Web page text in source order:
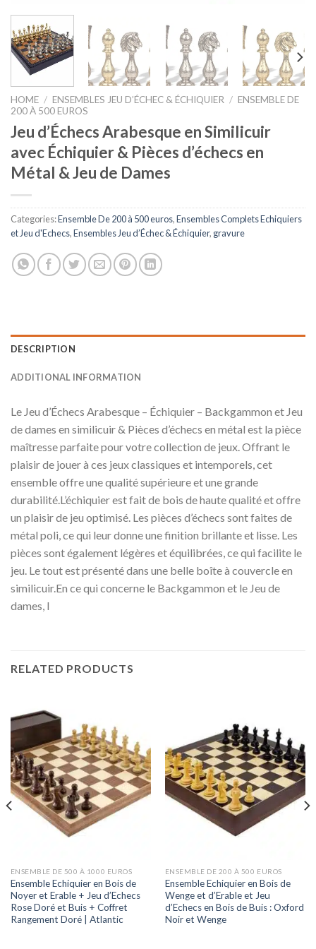
HOME / ENSEMBLES JEU D’ÉCHEC & ÉCHIQUIER / ENSEMBLE DE
200 À 500 EUROS
Jeu d’Échecs Arabesque en Similicuir
avec Échiquier & Pièces d’échecs en
Métal & Jeu de Dames
Categories:Ensemble De 200 à 500 euros,Ensembles Complets Echiquiers
et Jeu d'Echecs,Ensembles Jeu d’Échec & Échiquier, gravure
DESCRIPTION
ADDITIONAL INFORMATION
Le Jeu d’Échecs Arabesque – Échiquier – Backgammon et Jeu
de dames en similicuir & Pièces d’échecs en métal est la pièce
maîtresse parfaite pour votre collection de jeux. Offrant le
plaisir de jouer à ces jeux classiques et intemporels, cet
ensemble offre une qualité supérieure et une grande
durabilité.L’échiquier est fait de bois de haute qualité et offre
un plaisir de jeu optimisé. Les pièces d’échecs sont faites de
métal poli, ce qui leur donne une finition brillante et lisse. Les
pièces sont également légères et équilibrées, ce qui facilite le
jeu. Le tout est présenté dans une belle boîte à couvercle en
similicuir.En ce qui concerne le Backgammon et le Jeu de
dames, l
RELATED PRODUCTS
ENSEMBLE DE 500 À 1000 EUROS
Ensemble Echiquier en Bois de
Noyer et Erable + Jeu d’Echecs
Rose Doré et Buis + Coffret
Rangement Doré | Atlantic
ENSEMBLE DE 200 À 500 EUROS
Ensemble Echiquier en Bois de
Wenge et d’Erable et Jeu
d’Echecs en Bois de Buis : Oxford
Noir et Wenge